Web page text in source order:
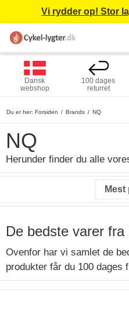
Vi rydder op! Stor
Dansk
webshop
100 dages
returret
Du er her: Forsiden Brands NQ
NQ
Herunder finder du alle
De bedste varer fra
Ovenfor har vi samlet de
produkter får du 100 dages